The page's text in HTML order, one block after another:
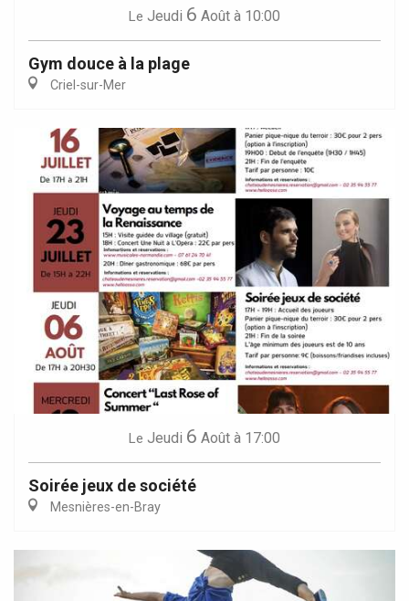
Le Jeudi 6 Août à 10:00
Gym douce à la plage
Criel-sur-Mer
Le Jeudi 6 Août à 17:00
Soirée jeux de société
Mesnières-en-Bray